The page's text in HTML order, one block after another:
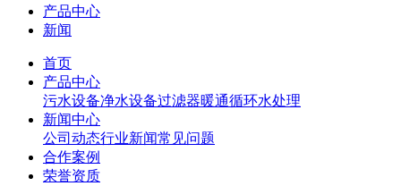
产品中心
新闻
首页
产品中心
污水设备净水设备过滤器暖通循环水处理
新闻中心
公司动态行业新闻常见问题
合作案例
荣誉资质